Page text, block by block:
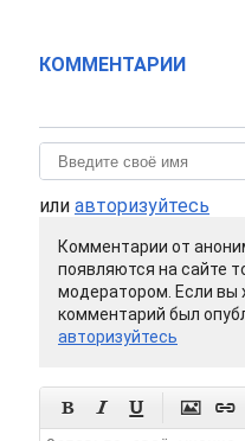
КОММЕНТАРИИ
или авторизуйтесь
Комментарии от
появляются на сайте
модератором. Если вы
комментарий был
авторизуйтесь
    